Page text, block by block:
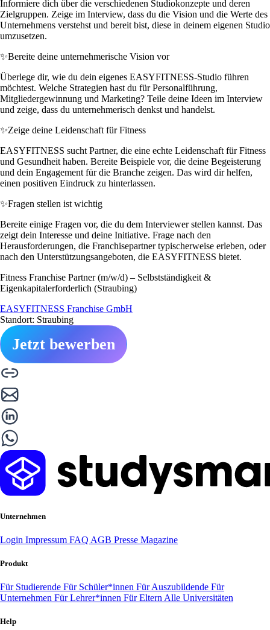
Informiere dich über die verschiedenen Studiokonzepte und deren
Zielgruppen. Zeige im Interview, dass du die Vision und die Werte des
Unternehmens verstehst und bereit bist, diese in deinem eigenen Studio
umzusetzen.
✨Bereite deine unternehmerische Vision vor
Überlege dir, wie du dein eigenes EASYFITNESS-Studio führen
möchtest. Welche Strategien hast du für Personalführung,
Mitgliedergewinnung und Marketing? Teile deine Ideen im Interview
und zeige, dass du unternehmerisch denkst und handelst.
✨Zeige deine Leidenschaft für Fitness
EASYFITNESS sucht Partner, die eine echte Leidenschaft für Fitness
und Gesundheit haben. Bereite Beispiele vor, die deine Begeisterung
und dein Engagement für die Branche zeigen. Das wird dir helfen,
einen positiven Eindruck zu hinterlassen.
✨Fragen stellen ist wichtig
Bereite einige Fragen vor, die du dem Interviewer stellen kannst. Das
zeigt dein Interesse und deine Initiative. Frage nach den
Herausforderungen, die Franchisepartner typischerweise erleben, oder
nach den Unterstützungsangeboten, die EASYFITNESS bietet.
Fitness Franchise Partner (m/w/d) – Selbstständigkeit &
Eigenkapitalerforderlich (Straubing)
EASYFITNESS Franchise GmbH
Standort: Straubing
Jetzt bewerben
Unternehmen
Login Impressum FAQ AGB Presse Magazine
Produkt
Für Studierende Für Schüler*innen Für Auszubildende Für
Unternehmen Für Lehrer*innen Für Eltern Alle Universitäten
Help